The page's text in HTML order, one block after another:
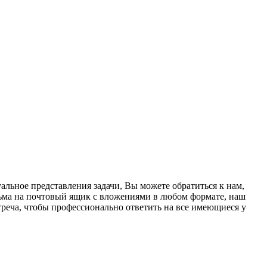
представления задачи, Вы можете обратиться к нам,
на почтовый ящик с вложениями в любом формате, наш
чтобы профессионально ответить на все имеющиеся у